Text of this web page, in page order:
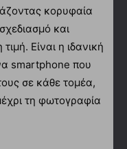
κορυφαία
και
Είναι η ιδανική
smartphone που
σε κάθε τομέα,
τη φωτογραφία